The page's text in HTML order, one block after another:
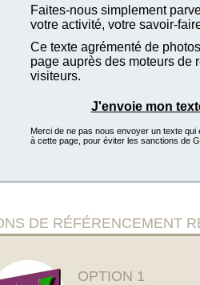
Faites-nous simplement
votre activité, votre savoir-
Ce texte agrémenté de
page auprès des moteurs de
visiteurs.
J'envoie mon
Merci de ne pas nous envoyer un texte
à cette page, pour éviter les sanctions de
DE RÉFÉRENCEMENT
OPTION 1